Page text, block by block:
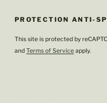
PROTECTION ANTI-
This site is protected by
and Terms of Service apply.